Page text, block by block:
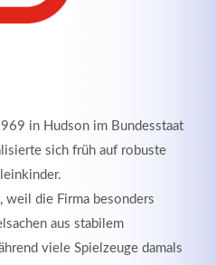
in Hudson im Bundesstaat
sich früh auf robuste
weil die Firma besonders
aus stabilem
viele Spielzeuge damals
Service
consectetuer adipiscing
ligula eget dolor.
INFOS